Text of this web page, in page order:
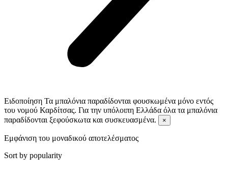
Ειδοποίηση Τα μπαλόνια παραδίδονται φουσκωμένα μόνο εντός
του νομού Καρδίτσας. Για την υπόλοιπη Ελλάδα όλα τα μπαλόνια
παραδίδονται ξεφούσκωτα και συσκευασμένα.
×
Εμφάνιση του μοναδικού αποτελέσματος
Sort by popularity